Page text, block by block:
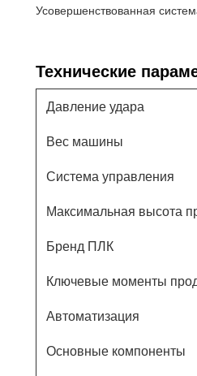
Усовершенствованная
Технические
Давление удара
Вес машины
Система управления
Максимальная высота
Бренд ПЛК
Ключевые моменты
Автоматизация
Основные компоненты